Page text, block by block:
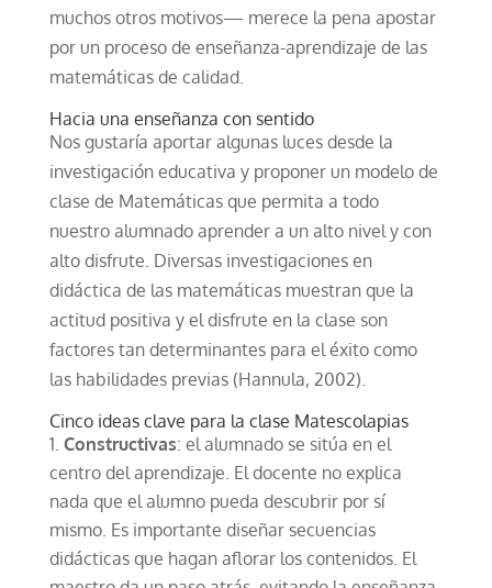
muchos otros motivos— merece la pena apostar
por un proceso de enseñanza-aprendizaje de las
matemáticas de calidad.
Hacia una enseñanza con sentido
Nos gustaría aportar algunas luces desde la
investigación educativa y proponer un modelo de
clase de Matemáticas que permita a todo
nuestro alumnado aprender a un alto nivel y con
alto disfrute. Diversas investigaciones en
didáctica de las matemáticas muestran que la
actitud positiva y el disfrute en la clase son
factores tan determinantes para el éxito como
las habilidades previas (Hannula, 2002).
Cinco ideas clave para la clase Matescolapias
Constructivas: el alumnado se sitúa en el
centro del aprendizaje. El docente no explica
nada que el alumno pueda descubrir por sí
mismo. Es importante diseñar secuencias
didácticas que hagan aflorar los contenidos. El